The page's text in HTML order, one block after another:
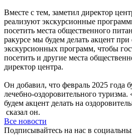
Вместе с тем, заметил директор
реализуют экскурсионные
посетить места общественного
ракурсе мы будем делать акцент при
экскурсионных программ, чтобы
посетить и другие места
директор центра.
Он добавил, что февраль 2025 года
лечебно-оздоровительного
будем акцент делать на
сказал он.
Все новости
Подписывайтесь на нас в